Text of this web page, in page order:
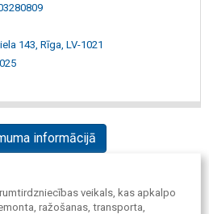
143, Rīga, LV-1021
informācijā
veikals, kas apkalpo
ražošanas, transporta,